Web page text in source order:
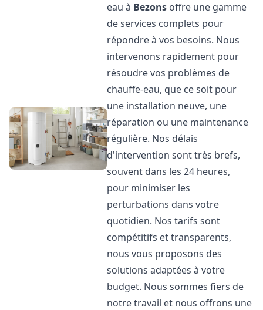
eau à Bezons offre une gamme
de services complets pour
répondre à vos besoins. Nous
intervenons rapidement pour
résoudre vos problèmes de
chauffe-eau, que ce soit pour
une installation neuve, une
réparation ou une maintenance
régulière. Nos délais
d'intervention sont très brefs,
souvent dans les 24 heures,
pour minimiser les
perturbations dans votre
quotidien. Nos tarifs sont
compétitifs et transparents,
nous vous proposons des
solutions adaptées à votre
budget. Nous sommes fiers de
notre travail et nous offrons une